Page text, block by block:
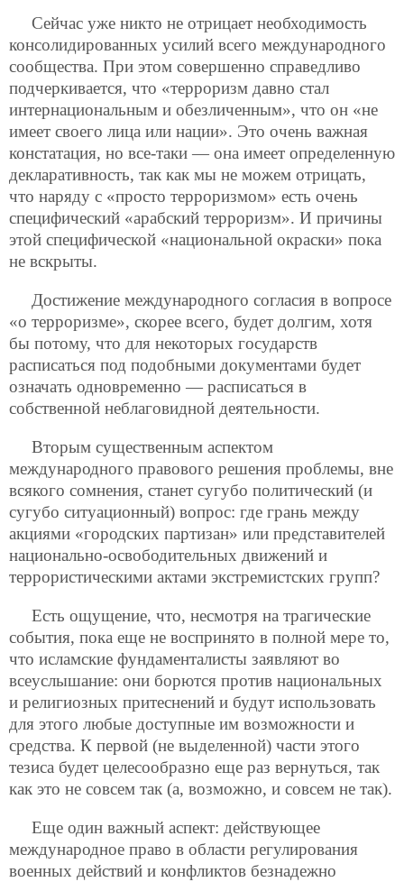
Сейчас уже никто не отрицает необходимость
консолидированных усилий всего международного
сообщества. При этом совершенно справедливо
подчеркивается, что «терроризм давно стал
интернациональным и обезличенным», что он «не
имеет своего лица или нации». Это очень важная
констатация, но все-таки — она имеет определенную
декларативность, так как мы не можем отрицать,
что наряду с «просто терроризмом» есть очень
специфический «арабский терроризм». И причины
этой специфической «национальной окраски» пока
не вскрыты.
Достижение международного согласия в вопросе
«о терроризме», скорее всего, будет долгим, хотя
бы потому, что для некоторых государств
расписаться под подобными документами будет
означать одновременно — расписаться в
собственной неблаговидной деятельности.
Вторым существенным аспектом
международного правового решения проблемы, вне
всякого сомнения, станет сугубо политический (и
сугубо ситуационный) вопрос: где грань между
акциями «городских партизан» или представителей
национально-освободительных движений и
террористическими актами экстремистских групп?
Есть ощущение, что, несмотря на трагические
события, пока еще не воспринято в полной мере то,
что исламские фундаменталисты заявляют во
всеуслышание: они борются против национальных
и религиозных притеснений и будут использовать
для этого любые доступные им возможности и
средства. К первой (не выделенной) части этого
тезиса будет целесообразно еще раз вернуться, так
как это не совсем так (а, возможно, и совсем не так).
Еще один важный аспект: действующее
международное право в области регулирования
военных действий и конфликтов безнадежно